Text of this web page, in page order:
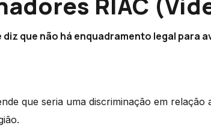
que não há enquadramento legal para
que seria uma discriminação em